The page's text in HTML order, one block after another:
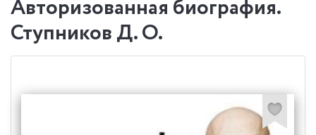
Авторизованная биография.
Ступников Д. О.